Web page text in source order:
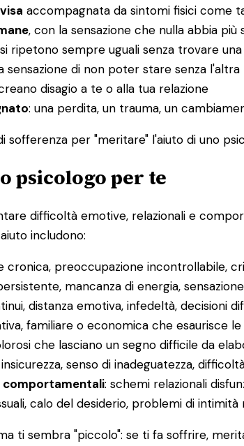
accompagnata da sintomi fisici come
, con la sensazione che nulla abbia più
ripetono sempre uguali senza trovare una
sensazione di non poter stare senza
disagio a te o alla tua relazione
: una perdita, un trauma, un
sofferenza per "meritare" l'aiuto di uno
psicologo per te
difficoltà emotive, relazionali e
includono:
cronica, preoccupazione incontrollabile,
mancanza di energia,
distanza emotiva, infedeltà, decisioni
familiare o economica che esaurisce
che lasciano un segno difficile da
senso di inadeguatezza,
comportamentali: schemi relazionali
calo del desiderio, problemi di intimità
ti sembra "piccolo": se ti fa soffrire,